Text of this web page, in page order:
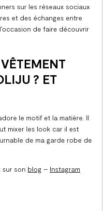
sur les réseaux sociaux
et des échanges entre
de faire découvrir
? ET
le motif et la matière. Il
mixer les look car il est
de ma garde robe de
sur son blog – Instagram